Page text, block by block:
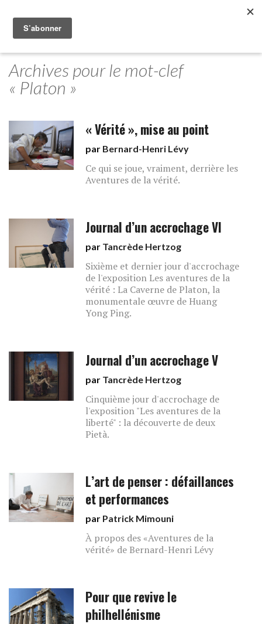
Archives pour le mot-clef
« Platon »
« Vérité », mise au point
par Bernard-Henri Lévy
Ce qui se joue, vraiment, derrière les
Aventures de la vérité.
Journal d’un accrochage VI
par Tancrède Hertzog
Sixième et dernier jour d'accrochage
de l'exposition Les aventures de la
vérité : La Caverne de Platon, la
monumentale œuvre de Huang
Yong Ping.
Journal d’un accrochage V
par Tancrède Hertzog
Cinquième jour d'accrochage de
l'exposition "Les aventures de la
liberté" : la découverte de deux
Pietà.
L’art de penser : défaillances
et performances
par Patrick Mimouni
À propos des «Aventures de la
vérité» de Bernard-Henri Lévy
Pour que revive le
philhellénisme